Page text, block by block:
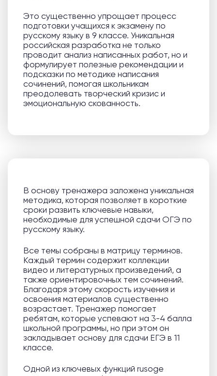
Это существенно упрощает процесс
подготовки учащихся к экзамену по
русскому языку в 9 классе. Уникальная
российская разработка не только
проводит анализ написанных работ, но и
формулирует полезные рекомендации и
подсказки по методике написания
сочинений, помогая школьникам
преодолевать творческий кризис и
эмоциональную скованность.
В основу тренажера заложена уникальная
методика, которая позволяет в короткие
сроки развить ключевые навыки,
необходимые для успешной сдачи ОГЭ по
русскому языку.
Все темы собраны в матрицу терминов.
Каждый термин содержит коллекции
видео и литературных произведений, а
также ориентировочных тем сочинений.
Благодаря этому скорость изучения и
освоения материалов существенно
возрастает. Тренажер помогает
ребятам, которые успевают на 3-4 балла
школьной программы, но при этом он
закладывает основу для сдачи ЕГЭ в 11
классе.
Одной из ключевых функций rusoge